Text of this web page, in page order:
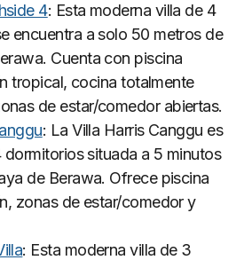
4: Esta moderna villa de 4
encuentra a solo 50 metros de
Cuenta con piscina
tropical, cocina totalmente
de estar/comedor abiertas.
: La Villa Harris Canggu es
dormitorios situada a 5 minutos
de Berawa. Ofrece piscina
zonas de estar/comedor y
: Esta moderna villa de 3